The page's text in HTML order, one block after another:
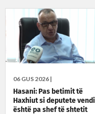
06 GUS 2026 |
Hasani: Pas betimit të
Haxhiut si deputete vendi
është pa shef të shtetit